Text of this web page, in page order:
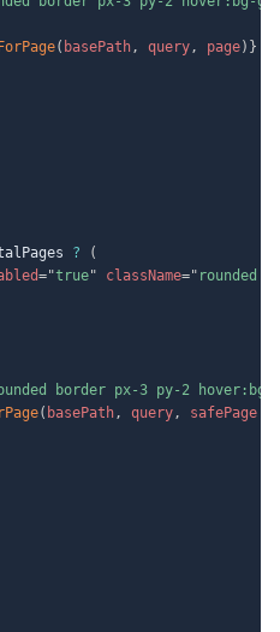
( basePath, query, page) }
?
(
="true" className=" rounded
border px-3 py-2 hover:bg-
( basePath, query, safePage